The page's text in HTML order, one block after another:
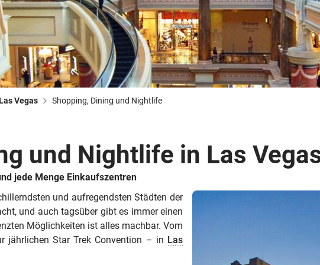
© ShaneMyersPhoto
Hawaii
Busreisen
© Chris Frey
Skireisen
Routen­vorschläge
© Swissmediavision/ ...
CANUSA-Magazin
Reisebüro-Service
Über uns
Vegas Shopping, Dining und Nightlife
und Nightlife in Las
jede Menge Einkaufszentren
und aufregendsten Städten der
und auch tagsüber gibt es immer einen
Möglichkeiten ist alles machbar. Vom
jährlichen Star Trek Convention – in Las